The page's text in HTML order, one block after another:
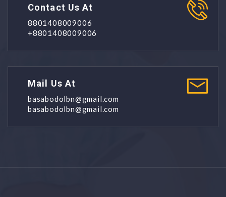
Contact Us At
8801408009006
+8801408009006
Mail Us At
basabodolbn@gmail.com
basabodolbn@gmail.com